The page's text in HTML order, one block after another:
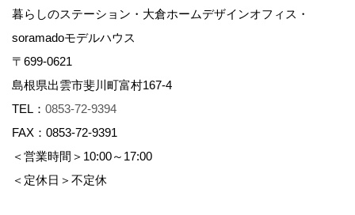
暮らしのステーション・大倉ホームデザインオフィス・
soramadoモデルハウス
〒699-0621
島根県出雲市斐川町富村167-4
TEL： 0853-72-9394
FAX：0853-72-9391
＜営業時間＞10:00～17:00
＜定休日＞不定休